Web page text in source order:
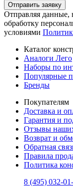
Отправить заявку
Отправляя данные,
обработку
условиями
Каталог
Аналоги Лего
Наборы по
Популярные
Бренды
Покупателям
Доставка и
Гарантия и
Отзывы
Возврат и
Обратная
Правила
Политика
8 (495) 032-